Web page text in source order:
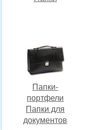
Папки-
портфели
Папки для
документов